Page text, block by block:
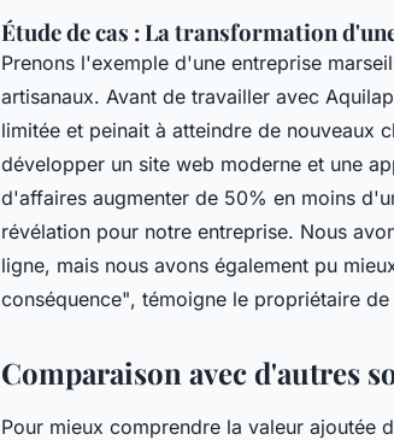
Étude de cas : La transformation
Prenons l'exemple d'une entreprise
artisanaux. Avant de travailler avec
limitée et peinait à atteindre de nouveaux
développer un site web moderne et une
d'affaires augmenter de 50% en moins
révélation pour notre entreprise. Nous
ligne, mais nous avons également pu
conséquence", témoigne le propriétaire
Comparaison avec d'autres
Pour mieux comprendre la valeur ajoutée